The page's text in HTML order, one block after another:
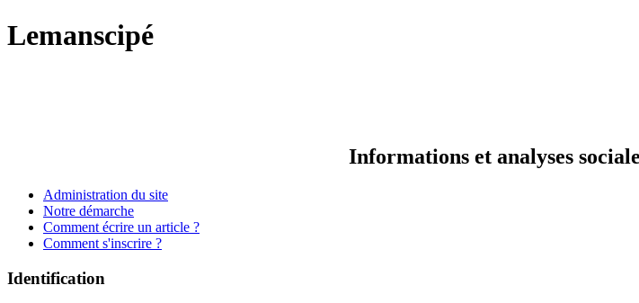
Lemanscipé
Informations et analyses
Administration du site
Notre démarche
Comment écrire un article ?
Comment s'inscrire ?
Identification